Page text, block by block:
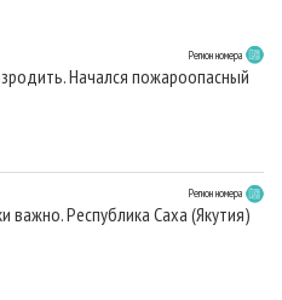
Регион номера
Начался пожароопасный
Регион номера
важно. Республика Саха (Якутия)